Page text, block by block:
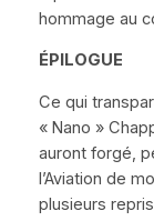
hommage au
ÉPILOGUE
Ce qui
« Nano »
auront forgé,
l’Aviation de
plusieurs